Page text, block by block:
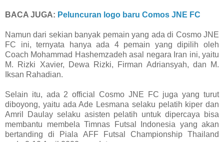
BACA JUGA: Peluncuran logo baru Comos JNE FC
Namun dari sekian banyak pemain yang ada di Cosmo JNE
FC ini, ternyata hanya ada 4 pemain yang dipilih oleh
Coach Mohammad Hashemzadeh asal negara Iran ini, yaitu
M. Rizki Xavier, Dewa Rizki, Firman Adriansyah, dan M.
Iksan Rahadian.
Selain itu, ada 2 official Cosmo JNE FC juga yang turut
diboyong, yaitu ada Ade Lesmana selaku pelatih kiper dan
Amril Daulay selaku asisten pelatih untuk dipercaya bisa
membantu membela Timnas Futsal Indonesia yang akan
bertanding di Piala AFF Futsal Championship Thailand